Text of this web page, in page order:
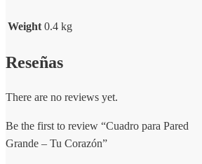
Weight 0.4 kg
Reseñas
There are no reviews yet.
Be the first to review “Cuadro para Pared
Grande – Tu Corazón”